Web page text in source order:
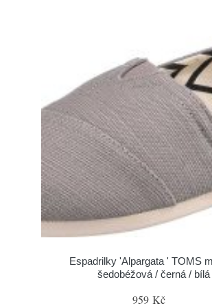
Espadrilky 'Alpargata ' TOMS
šedobéžová / černá / bílá
959 Kč